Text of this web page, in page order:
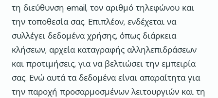
τη διεύθυνση email, τον αριθμό τηλεφώνου και
την τοποθεσία σας. Επιπλέον, ενδέχεται να
συλλέγει δεδομένα χρήσης, όπως διάρκεια
κλήσεων, αρχεία καταγραφής αλληλεπιδράσεων
και προτιμήσεις, για να βελτιώσει την εμπειρία
σας. Ενώ αυτά τα δεδομένα είναι απαραίτητα για
την παροχή προσαρμοσμένων λειτουργιών και τη